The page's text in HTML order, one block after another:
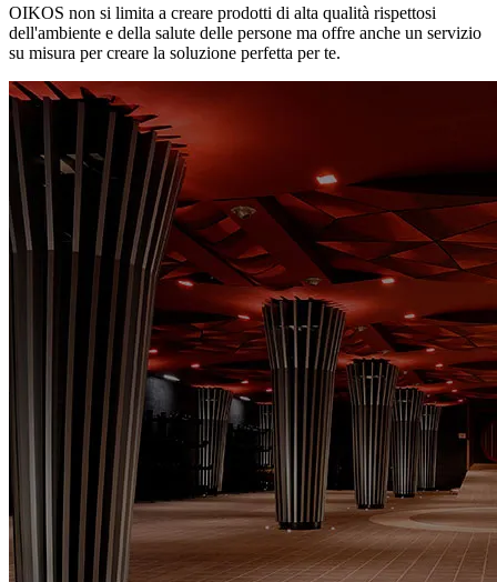
OIKOS non si limita a creare prodotti di alta qualità rispettosi
dell'ambiente e della salute delle persone ma offre anche un servizio
su misura per creare la soluzione perfetta per te.